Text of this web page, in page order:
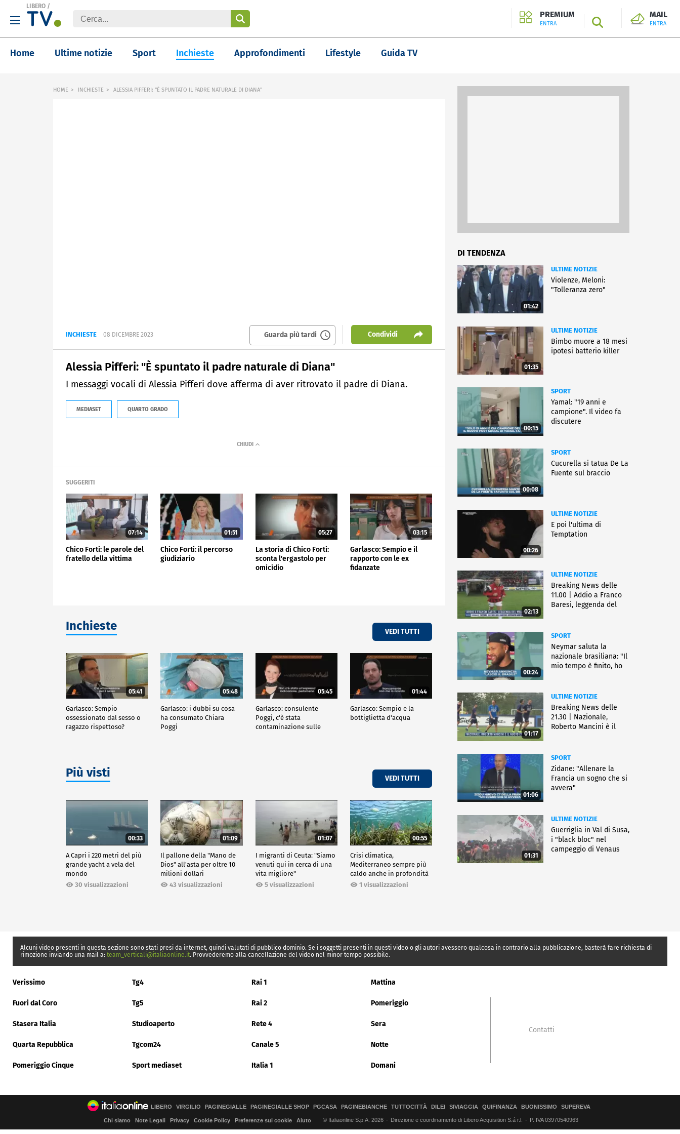
LIBERO /
PREMIUM
ENTRA SEARCH
MAIL
ENTRA
Home Ultime notizie Sport Inchieste Approfondimenti Lifestyle Guida TV
HOME INCHIESTE ALESSIA PIFFERI: "È SPUNTATO IL PADRE NATURALE DI DIANA"
INCHIESTE 08 DICEMBRE 2023 Guarda più tardi Condividi
Alessia Pifferi: "È spuntato il padre naturale di Diana"
I messaggi vocali di Alessia Pifferi dove afferma di aver ritrovato il padre di Diana.
MEDIASET QUARTO GRADO
SUGGERITI
07:14
Chico Forti: le parole del
fratello della vittima
01:51
Chico Forti: il percorso
giudiziario
05:27
La storia di Chico Forti:
sconta l'ergastolo per
omicidio
03:15
Garlasco: Sempio e il
rapporto con le ex
fidanzate
Inchieste VEDI TUTTI
05:41
Garlasco: Sempio
ossessionato dal sesso o
ragazzo rispettoso?
05:48
Garlasco: i dubbi su cosa
ha consumato Chiara
Poggi
05:45
Garlasco: consulente
Poggi, c'è stata
contaminazione sulle
01:44
Garlasco: Sempio e la
bottiglietta d'acqua
Più visti VEDI TUTTI
00:33
A Capri i 220 metri del più
grande yacht a vela del
mondo
30 visualizzazioni
01:09
Il pallone della "Mano de
Dios" all'asta per oltre 10
milioni dollari
43 visualizzazioni
01:07
I migranti di Ceuta: "Siamo
venuti qui in cerca di una
vita migliore"
5 visualizzazioni
00:55
Crisi climatica,
Mediterraneo sempre più
caldo anche in profondità
1 visualizzazioni
DI TENDENZA
01:42
ULTIME NOTIZIE
Violenze, Meloni:
"Tolleranza zero"
01:35
ULTIME NOTIZIE
Bimbo muore a 18 mesi
ipotesi batterio killer
00:15
SPORT
Yamal: "19 anni e
campione". Il video fa
discutere
00:08
SPORT
Cucurella si tatua De La
Fuente sul braccio
00:26
ULTIME NOTIZIE
E poi l'ultima di
Temptation
02:13
ULTIME NOTIZIE
Breaking News delle
11.00 | Addio a Franco
Baresi, leggenda del
00:24
SPORT
Neymar saluta la
nazionale brasiliana: "Il
mio tempo è finito, ho
01:17
ULTIME NOTIZIE
Breaking News delle
21.30 | Nazionale,
Roberto Mancini è il
01:06
SPORT
Zidane: "Allenare la
Francia un sogno che si
avvera"
01:31
ULTIME NOTIZIE
Guerriglia in Val di Susa,
i "black bloc" nel
campeggio di Venaus
Alcuni video presenti in questa sezione sono stati presi da internet, quindi valutati di pubblico dominio. Se i soggetti presenti in questi video o gli autori avessero qualcosa in contrario alla pubblicazione, basterà fare richiesta di
rimozione inviando una mail a: team_verticali@italiaonline.it. Provvederemo alla cancellazione del video nel minor tempo possibile.
Verissimo Tg4 Rai 1 Mattina
Fuori dal Coro Tg5 Rai 2 Pomeriggio
Stasera Italia Studioaperto Rete 4 Sera
Quarta Repubblica Tgcom24 Canale 5 Notte
Pomeriggio Cinque Sport mediaset Italia 1 Domani
Contatti
LIBERO VIRGILIO PAGINEGIALLE PAGINEGIALLE SHOP PGCASA PAGINEBIANCHE TUTTOCITTÀ DILEI SIVIAGGIA QUIFINANZA BUONISSIMO SUPEREVA
Chi siamo Note Legali Privacy Cookie Policy Preferenze sui cookie Aiuto © Italiaonline S.p.A. 2026 Direzione e coordinamento di Libero Acquisition S.á r.l. P. IVA 03970540963